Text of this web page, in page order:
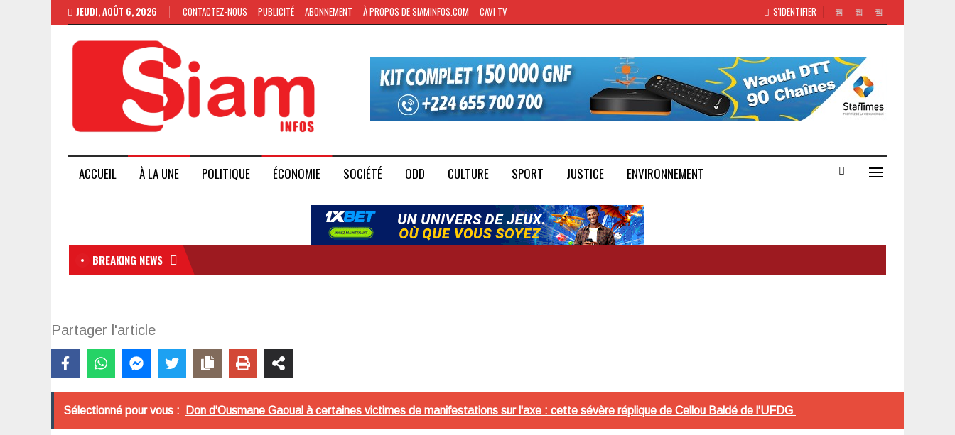
S'IDENTIFIER
JEUDI, AOÛT 6, 2026 CONTACTEZ-NOUS PUBLICITÉ ABONNEMENT À PROPOS DE SIAMINFOS.COM CAVI TV
ACCUEIL À LA UNE POLITIQUE ÉCONOMIE SOCIÉTÉ ODD CULTURE SPORT JUSTICE ENVIRONNEMENT
BREAKING NEWS
Partager l'article
Sélectionné pour vous : Don d'Ousmane Gaoual à certaines victimes de manifestations sur l'axe : cette sévère réplique de Cellou Baldé de l'UFDG